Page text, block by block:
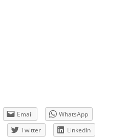
Email
WhatsApp
Twitter
LinkedIn